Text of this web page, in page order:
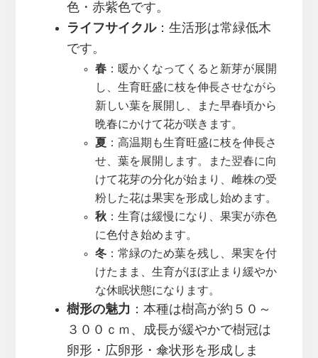
色・赤紫色です。
ライフサイクル：生活形は常緑低木
です。
春：暖かくなってくると新芽が展開
し、生育旺盛に枝を伸長させながら
新しい葉を展開し、また早春頃から
晩春にかけて花が咲きます。
夏 ：高温期も生育旺盛に枝を伸長さ
せ、葉を展開します。また翌春に向
けて花芽の分化が始まり、雌株の受
粉した花は果実を形成し始めます。
秋：生育は緩慢になり、果実が赤色
に色付き始めます。
冬：常緑のため葉を残し、果実を付
けたまま、生育がほぼ止まり緩やか
な休眠状態になります。
樹形の魅力 ：本種は樹高が約５０～
３００ｃｍ、成長が緩やかで樹冠は
卵形・広卵形・傘状形を形成しま